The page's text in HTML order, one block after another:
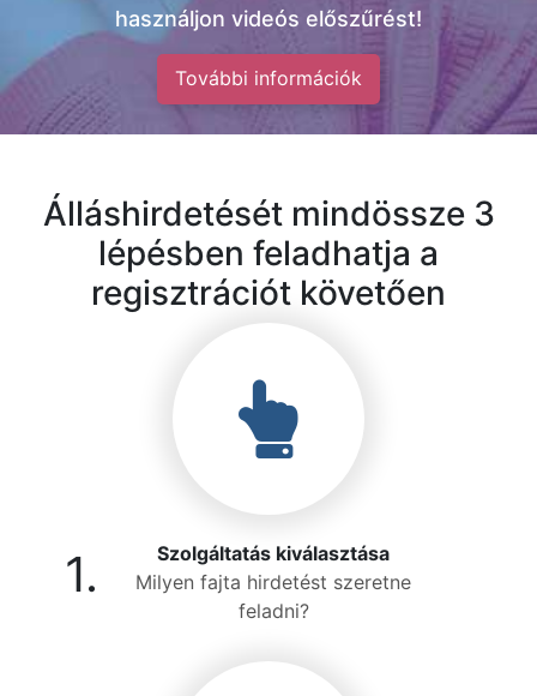
használjon videós előszűrést!
További információk
Álláshirdetését mindössze 3
lépésben feladhatja a
regisztrációt követően
1.
Szolgáltatás kiválasztása
Milyen fajta hirdetést szeretne
feladni?